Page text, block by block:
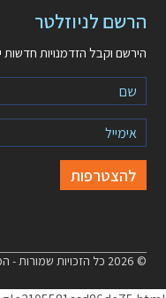
הרשם לניוזלטר
הירשם וקבל הזדמנויות חדשות
© 2026 כל הזכויות שמורות - המרכז לקידום זכיינות בישראל